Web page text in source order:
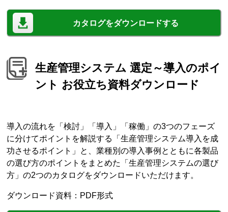
カタログをダウンロードする
生産管理システム 選定～導入のポイ
ント お役立ち資料ダウンロード
導入の流れを「検討」「導入」「稼働」の3つのフェーズ
に分けてポイントを解説する「生産管理システム導入を成
功させるポイント」と、業種別の導入事例とともに各製品
の選び方のポイントをまとめた「生産管理システムの選び
方」の2つのカタログをダウンロードいただけます。
ダウンロード資料：PDF形式